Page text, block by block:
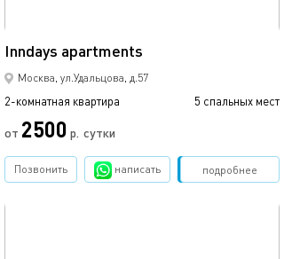
Inndays apartments
Москва, ул.Удальцова, д.57
2-комнатная квартира 5 спальных мест
от 2500 р. сутки
подробнее
Позвонить написать Забронировать